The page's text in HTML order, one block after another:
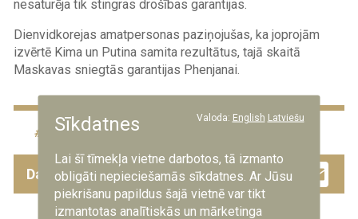
nesaturēja tik stingras drošības garantijas.
Dienvidkorejas amatpersonas paziņojušas, ka joprojām
izvērtē Kima un Putina samita rezultātus, tajā skaitā
Maskavas sniegtās garantijas Phenjanai.
Krievija Ziemeļkoreja
Dalies ar šo ziņu Facebook
Twitter
Sīkdatnes Valoda: English Latviešu
Lai šī tīmekļa vietne darbotos, tā izmanto
obligāti nepieciešamās sīkdatnes. Ar Jūsu
piekrišanu papildus šajā vietnē var tikt
izmantotas analītiskās un mārketinga